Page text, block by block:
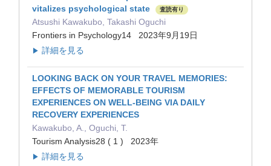
vitalizes psychological state
査読有り
Atsushi Kawakubo, Takashi Oguchi
Frontiers in Psychology14 2023年9月19日
▶ 詳細を見る
LOOKING BACK ON YOUR TRAVEL MEMORIES:
EFFECTS OF MEMORABLE TOURISM
EXPERIENCES ON WELL-BEING VIA DAILY
RECOVERY EXPERIENCES
Kawakubo, A., Oguchi, T.
Tourism Analysis28 ( 1 ) 2023年
▶ 詳細を見る